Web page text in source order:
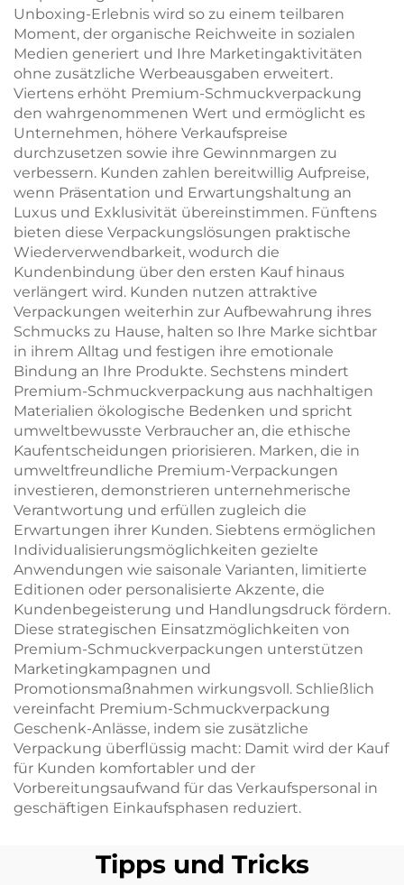
Unboxing-Erlebnis wird so zu einem teilbaren
Moment, der organische Reichweite in sozialen
Medien generiert und Ihre Marketingaktivitäten
ohne zusätzliche Werbeausgaben erweitert.
Viertens erhöht Premium-Schmuckverpackung
den wahrgenommenen Wert und ermöglicht es
Unternehmen, höhere Verkaufspreise
durchzusetzen sowie ihre Gewinnmargen zu
verbessern. Kunden zahlen bereitwillig Aufpreise,
wenn Präsentation und Erwartungshaltung an
Luxus und Exklusivität übereinstimmen. Fünftens
bieten diese Verpackungslösungen praktische
Wiederverwendbarkeit, wodurch die
Kundenbindung über den ersten Kauf hinaus
verlängert wird. Kunden nutzen attraktive
Verpackungen weiterhin zur Aufbewahrung ihres
Schmucks zu Hause, halten so Ihre Marke sichtbar
in ihrem Alltag und festigen ihre emotionale
Bindung an Ihre Produkte. Sechstens mindert
Premium-Schmuckverpackung aus nachhaltigen
Materialien ökologische Bedenken und spricht
umweltbewusste Verbraucher an, die ethische
Kaufentscheidungen priorisieren. Marken, die in
umweltfreundliche Premium-Verpackungen
investieren, demonstrieren unternehmerische
Verantwortung und erfüllen zugleich die
Erwartungen ihrer Kunden. Siebtens ermöglichen
Individualisierungsmöglichkeiten gezielte
Anwendungen wie saisonale Varianten, limitierte
Editionen oder personalisierte Akzente, die
Kundenbegeisterung und Handlungsdruck fördern.
Diese strategischen Einsatzmöglichkeiten von
Premium-Schmuckverpackungen unterstützen
Marketingkampagnen und
Promotionsmaßnahmen wirkungsvoll. Schließlich
vereinfacht Premium-Schmuckverpackung
Geschenk-Anlässe, indem sie zusätzliche
Verpackung überflüssig macht: Damit wird der Kauf
für Kunden komfortabler und der
Vorbereitungsaufwand für das Verkaufspersonal in
geschäftigen Einkaufsphasen reduziert.
Tipps und Tricks